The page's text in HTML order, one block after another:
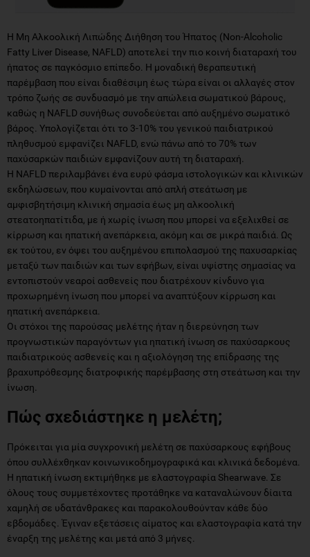
Η Μη Αλκοολική Λιπώδης Διήθηση του Ήπατος (Non-Alcoholic
Fatty Liver Disease, NAFLD) αποτελεί την πιο κοινή διαταραχή του
ήπατος σε παγκόσμιο επίπεδο. Η μοναδική θεραπευτική
παρέμβαση που είναι διαθέσιμη έως τώρα είναι οι αλλαγές στον
τρόπο ζωής σε συνδυασμό με την απώλεια σωματικού βάρους,
καθώς η NAFLD συνήθως συνοδεύεται από αυξημένο σωματικό
βάρος. Υπολογίζεται ότι το 3-10% του γενικού παιδιατρικού
πληθυσμού εμφανίζει NAFLD, ενώ πάνω από το 70% των
παχύσαρκών παιδιών εμφανίζουν αυτή τη διαταραχή.
Η NAFLD περιλαμβάνει ένα ευρύ φάσμα ιστολογικών και κλινικών
εκδηλώσεων, που κυμαίνονται από απλή στεάτωση με
αμφισβητήσιμη κλινική σημασία έως μη αλκοολική
στεατοηπατίτιδα, με ή χωρίς ίνωση που μπορεί να εξελιχθεί σε
κίρρωση και ηπατική ανεπάρκεια, ακόμη και σε μικρά παιδιά. Ως
εκ τούτου, εν όψει του αυξημένου επιπολασμού της παχυσαρκίας
μεταξύ των παιδιών και των εφήβων, είναι υψίστης σημασίας να
εντοπιστούν νεαροί ασθενείς που διατρέχουν κίνδυνο για
προχωρημένη ίνωση που μπορεί να αναπτύξουν κίρρωση και
ηπατική ανεπάρκεια.
Οι στόχοι της παρούσας μελέτης ήταν η διερεύνηση των
προγνωστικών παραγόντων για ηπατική ίνωση σε παχύσαρκους
παιδιατρικούς ασθενείς και η αξιολόγηση της επίδρασης της
βραχυπρόθεσμης διατροφικής παρέμβασης στη στεάτωση και την
ίνωση.
Πώς σχεδιάστηκε η μελέτη;
Πρόκειται για μία συγχρονική μελέτη σε παχύσαρκους εφήβους
όπου συλλέχθηκαν κοινωνικοδημογραφικά και κλινικά δεδομένα.
Η ηπατική ίνωση εκτιμήθηκε με ελαστογραφία Shearwave. Σε
όλους τους συμμετέχοντες προτάθηκε να καταναλώνουν δίαιτα
χαμηλή σε υδατάνθρακες και παρακολουθούνταν κάθε δύο
εβδομάδες. Έγιναν εξετάσεις αίματος και ελαστογραφία κατά την
έναρξη της μελέτης και μετά από 3 μήνες.